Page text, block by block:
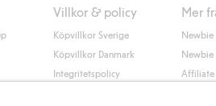
Villkor & policy
Köpvillkor Sverige
Köpvillkor Danmark
Integritetspolicy
Mer
Newbie
Newbie
Affiliate